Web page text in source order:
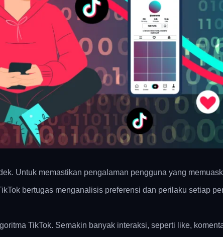
Untuk memastikan pengalaman pengguna yang
bertugas menganalisis preferensi dan perilaku setiap
TikTok. Semakin banyak interaksi, seperti like,